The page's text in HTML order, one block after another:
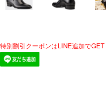
特別割引クーポンはLINE追加でGET